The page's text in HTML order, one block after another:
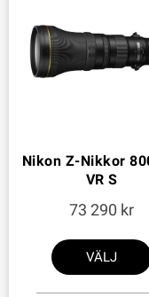
Nikon Z-Nikkor
VR S
73 290
VÄLJ